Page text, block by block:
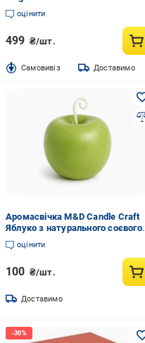
chocolate
оцінити
499 ₴/шт.
Cамовивіз Доставимо
Аромасвічка M&D Candle Craft
Яблуко з натурального соєвого
воску аромат Зелене яблуко
(00015)
оцінити
100 ₴/шт.
Доставимо